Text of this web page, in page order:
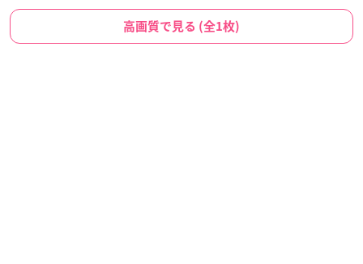
高画質で見る (全1枚)